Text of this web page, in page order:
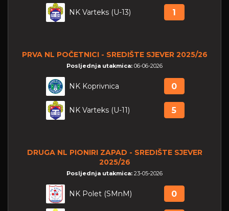
NK Varteks (U-13) 1
PRVA NL POČETNICI - SREDIŠTE SJEVER 2025/26
Posljednja utakmica: 06-06-2026
NK Koprivnica 0
NK Varteks (U-11) 5
DRUGA NL PIONIRI ZAPAD - SREDIŠTE SJEVER
2025/26
Posljednja utakmica: 23-05-2026
NK Polet (SMnM) 0